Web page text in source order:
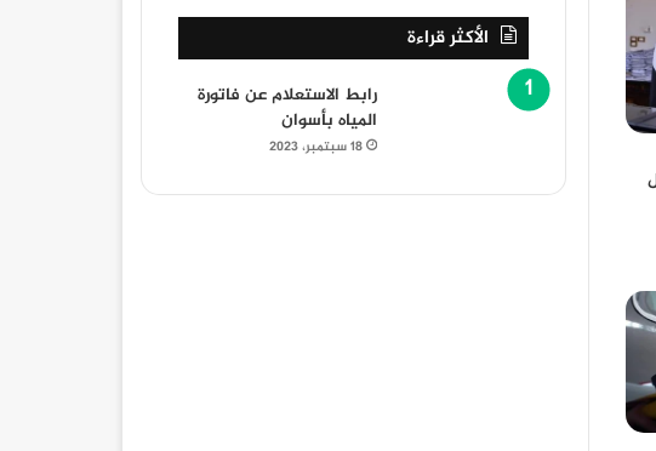
الأكثر قراءة
رابط الاستعلام عن فاتورة
المياه بأسوان
18 سبتمبر، 2023